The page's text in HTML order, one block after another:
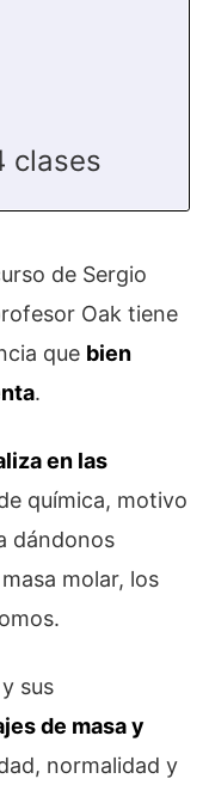
clases
de Sergio
Oak tiene
que bien
.
en las
química, motivo
dándonos
molar, los
sus
de masa y
normalidad y